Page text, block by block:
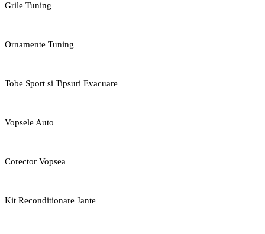
Grile Tuning
Ornamente Tuning
Tobe Sport si Tipsuri Evacuare
Vopsele Auto
Corector Vopsea
Kit Reconditionare Jante